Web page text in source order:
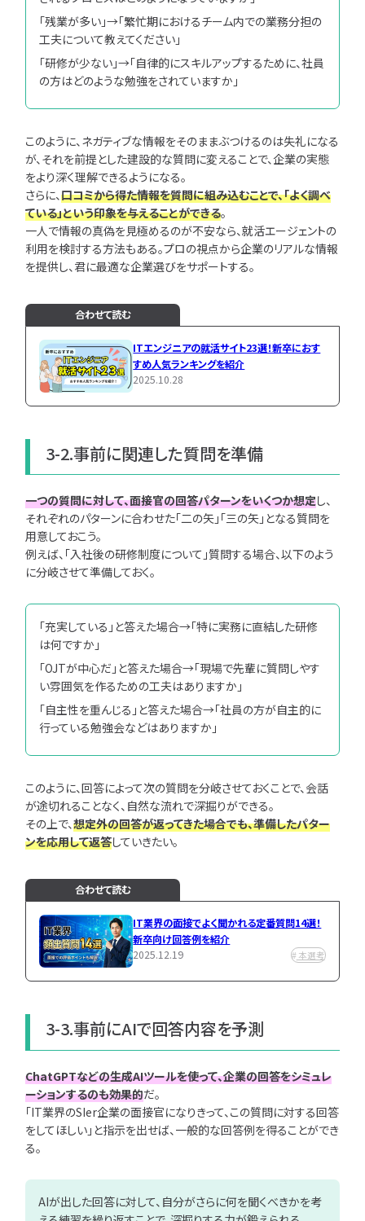
「残業が多い」→「繁忙期におけるチーム内での業務分担の
工夫について教えてください」
「研修が少ない」→「自律的にスキルアップするために、社員
の方はどのような勉強をされていますか」
このように、ネガティブな情報をそのままぶつけるのは失礼になる
が、それを前提とした建設的な質問に変えることで、企業の実態
をより深く理解できるようになる。
さらに、口コミから得た情報を質問に組み込むことで、「よく調べ
ている」という印象を与えることができる。
一人で情報の真偽を見極めるのが不安なら、就活エージェントの
利用を検討する方法もある。プロの視点から企業のリアルな情報
を提供し、君に最適な企業選びをサポートする。
合わせて読む
ITエンジニアの就活サイト23選！新卒におす
すめ人気ランキングを紹介
2025.10.28
3-2.事前に関連した質問を準備
一つの質問に対して、面接官の回答パターンをいくつか想定し、
それぞれのパターンに合わせた「二の矢」「三の矢」となる質問を
用意しておこう。
例えば、「入社後の研修制度について」質問する場合、以下のよう
に分岐させて準備しておく。
「充実している」と答えた場合→「特に実務に直結した研修
は何ですか」
「OJTが中心だ」と答えた場合→「現場で先輩に質問しやす
い雰囲気を作るための工夫はありますか」
「自主性を重んじる」と答えた場合→「社員の方が自主的に
行っている勉強会などはありますか」
このように、回答によって次の質問を分岐させておくことで、会話
が途切れることなく、自然な流れで深掘りができる。
その上で、想定外の回答が返ってきた場合でも、準備したパター
ンを応用して返答していきたい。
合わせて読む
IT業界の面接でよく聞かれる定番質問14選！
新卒向け回答例を紹介
2025.12.19
本選考
3-3.事前にAIで回答内容を予測
ChatGPTなどの生成AIツールを使って、企業の回答をシミュレ
ーションするのも効果的だ。
「IT業界のSIer企業の面接官になりきって、この質問に対する回答
をしてほしい」と指示を出せば、一般的な回答例を得ることができ
る。
AIが出した回答に対して、自分がさらに何を聞くべきかを考